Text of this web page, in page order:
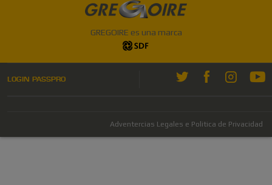
GREGOIRE es una marca
LOGIN PASSPRO
Adventercias Legales e Politica de Privacidad